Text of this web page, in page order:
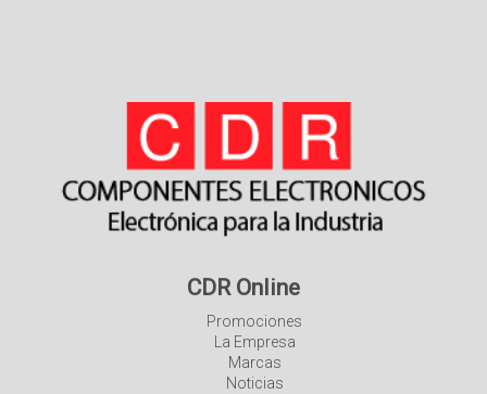
CDR Online
Promociones
La Empresa
Marcas
Noticias